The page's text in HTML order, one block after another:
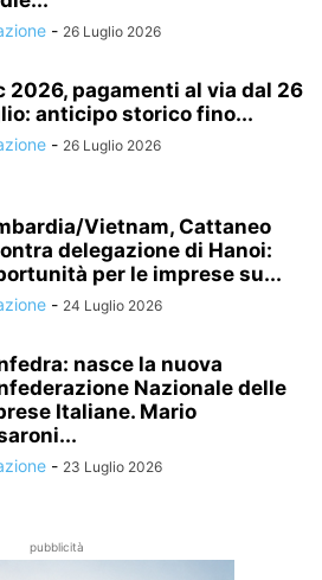
- 26 Luglio 2026
2026, pagamenti al via dal 26
anticipo storico fino...
- 26 Luglio 2026
Vietnam, Cattaneo
delegazione di Hanoi:
per le imprese su...
- 24 Luglio 2026
nasce la nuova
Nazionale delle
Italiane. Mario
- 23 Luglio 2026
pubblicità